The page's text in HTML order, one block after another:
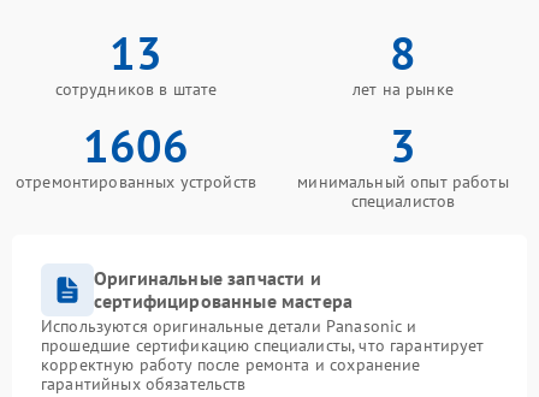
13
сотрудников в штате
8
лет на рынке
1606
отремонтированных устройств
3
минимальный опыт работы
специалистов
Оригинальные запчасти и
сертифицированные мастера
Используются оригинальные детали Panasonic и
прошедшие сертификацию специалисты, что гарантирует
корректную работу после ремонта и сохранение
гарантийных обязательств